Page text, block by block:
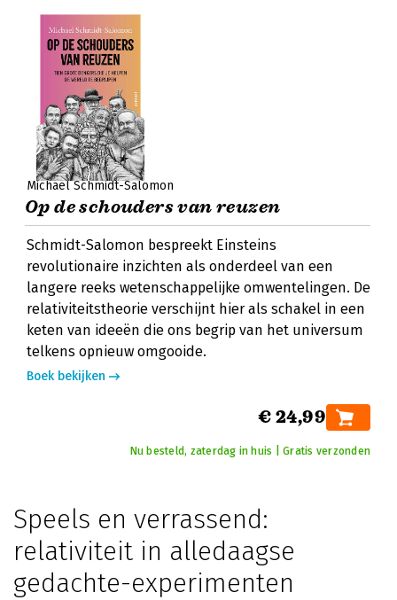
Michael Schmidt-Salomon
Op de schouders van reuzen
Schmidt-Salomon bespreekt Einsteins
revolutionaire inzichten als onderdeel van een
langere reeks wetenschappelijke omwentelingen. De
relativiteitstheorie verschijnt hier als schakel in een
keten van ideeën die ons begrip van het universum
telkens opnieuw omgooide.
Boek bekijken
€ 24,99
Nu besteld, zaterdag in huis | Gratis verzonden
Speels en verrassend:
relativiteit in alledaagse
gedachte-experimenten